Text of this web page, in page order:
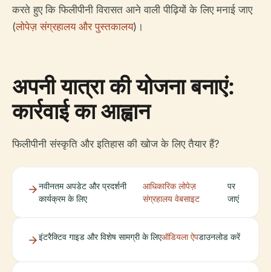
करते हुए कि फिलीपीनी विरासत आने वाली पीढ़ियों के लिए मनाई जाए
(लोपेज़ संग्रहालय और पुस्तकालय)।
अपनी यात्रा की योजना बनाएं:
कार्रवाई का आह्वान
फिलीपीनी संस्कृति और इतिहास की खोज के लिए तैयार हैं?
नवीनतम अपडेट और प्रदर्शनी
कार्यक्रम के लिए
आधिकारिक लोपेज़
संग्रहालय वेबसाइट
पर
जाएं
इंटरैक्टिव गाइड और विशेष सामग्री के लिएऑडियला ऐपडाउनलोड करें